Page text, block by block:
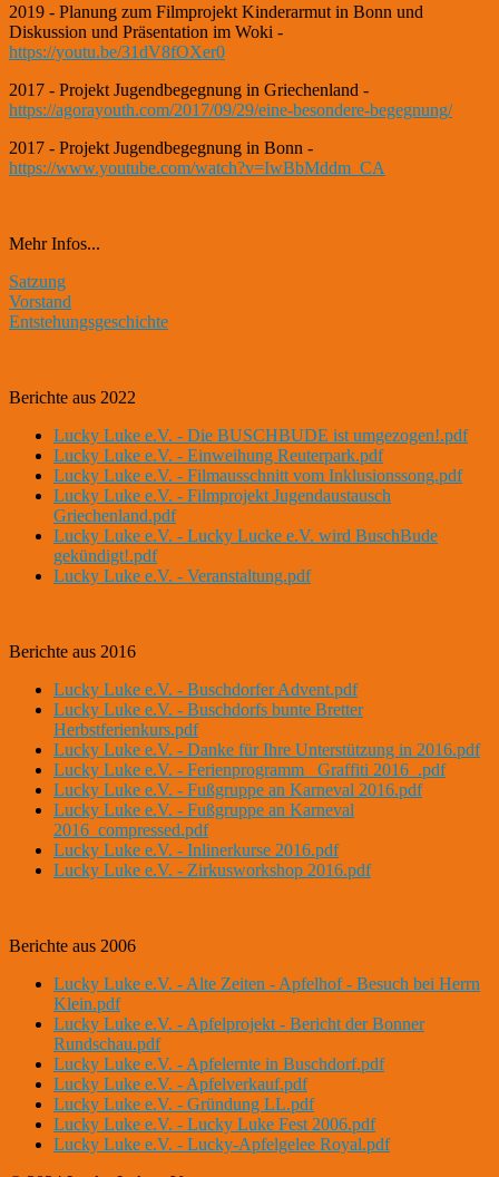
2019 - Planung zum Filmprojekt Kinderarmut in Bonn und
Diskussion und Präsentation im Woki -
https://youtu.be/31dV8fOXer0
2017 - Projekt Jugendbegegnung in Griechenland -
https://agorayouth.com/2017/09/29/eine-besondere-begegnung/
2017 - Projekt Jugendbegegnung in Bonn -
https://www.youtube.com/watch?v=IwBbMddm_CA
Mehr Infos...
Satzung
Vorstand
Entstehungsgeschichte
Berichte aus 2022
Lucky Luke e.V. - Die BUSCHBUDE ist umgezogen!.pdf
Lucky Luke e.V. - Einweihung Reuterpark.pdf
Lucky Luke e.V. - Filmausschnitt vom Inklusionssong.pdf
Lucky Luke e.V. - Filmprojekt Jugendaustausch
Griechenland.pdf
Lucky Luke e.V. - Lucky Lucke e.V. wird BuschBude
gekündigt!.pdf
Lucky Luke e.V. - Veranstaltung.pdf
Berichte aus 2016
Lucky Luke e.V. - Buschdorfer Advent.pdf
Lucky Luke e.V. - Buschdorfs bunte Bretter
Herbstferienkurs.pdf
Lucky Luke e.V. - Danke für Ihre Unterstützung in 2016.pdf
Lucky Luke e.V. - Ferienprogramm _Graffiti 2016_.pdf
Lucky Luke e.V. - Fußgruppe an Karneval 2016.pdf
Lucky Luke e.V. - Fußgruppe an Karneval
2016_compressed.pdf
Lucky Luke e.V. - Inlinerkurse 2016.pdf
Lucky Luke e.V. - Zirkusworkshop 2016.pdf
Berichte aus 2006
Lucky Luke e.V. - Alte Zeiten - Apfelhof - Besuch bei Herrn
Klein.pdf
Lucky Luke e.V. - Apfelprojekt - Bericht der Bonner
Rundschau.pdf
Lucky Luke e.V. - Apfelernte in Buschdorf.pdf
Lucky Luke e.V. - Apfelverkauf.pdf
Lucky Luke e.V. - Gründung LL.pdf
Lucky Luke e.V. - Lucky Luke Fest 2006.pdf
Lucky Luke e.V. - Lucky-Apfelgelee Royal.pdf